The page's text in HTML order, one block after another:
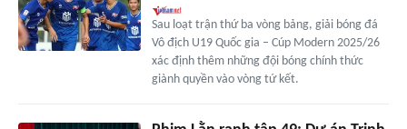
Sau loạt trận thứ ba vòng bảng, giải bóng đá
Vô địch U19 Quốc gia – Cúp Modern 2025/26
xác định thêm những đội bóng chính thức
giành quyền vào vòng tứ kết.